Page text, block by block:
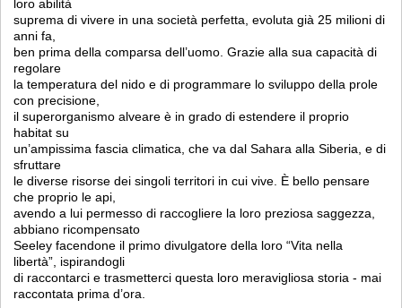
loro abilità
suprema di vivere in una società perfetta, evoluta già 25 milioni di
anni fa,
ben prima della comparsa dell’uomo. Grazie alla sua capacità di
regolare
la temperatura del nido e di programmare lo sviluppo della prole
con precisione,
il superorganismo alveare è in grado di estendere il proprio
habitat su
un’ampissima fascia climatica, che va dal Sahara alla Siberia, e di
sfruttare
le diverse risorse dei singoli territori in cui vive. È bello pensare
che proprio le api,
avendo a lui permesso di raccogliere la loro preziosa saggezza,
abbiano ricompensato
Seeley facendone il primo divulgatore della loro “Vita nella
libertà”, ispirandogli
di raccontarci e trasmetterci questa loro meravigliosa storia - mai
raccontata prima d’ora.